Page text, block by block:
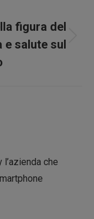
figura del
salute sul
che